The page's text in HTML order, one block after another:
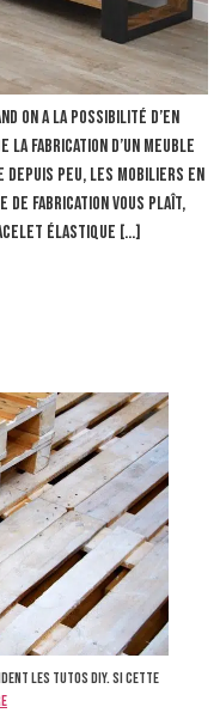
on a la possibilité d’en
la fabrication d’un meuble
peu, les mobiliers en
de fabrication vous plaît,
Élastique […]
les tutos DIY. Si cette